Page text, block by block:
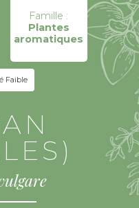
Famille :
Plantes
aromatiques
Faible